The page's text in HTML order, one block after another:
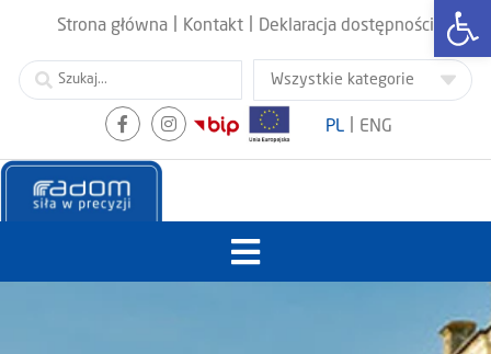
Strona główna Kontakt Deklaracja dostępności
PL ENG